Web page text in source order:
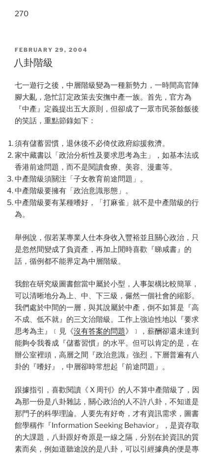
270
POSTED
ON
FEBRUARY 29, 2004
八卦階級
七一遊行之後，中層階級變為一種新勢力，一時間高官陣
腳大亂，急忙訂定政策去安撫中產一族。首先，官方為
『中產』定義提出五大原則，但卻成了一眾市民茶餘飯後
的笑話，重點節錄如下：
須有儲蓄習慣，退休後不必倚仗政府綜援救濟。
家中藏書以「政治分析性及要求思考為主」，如基本法或
香港前途問題，而不是閱讀食療、美容、漫畫等。
中產階級須關注「子女教育前途問題」。
中產階級要擁有「政治意識形態」。
中產階級要有某種嗜好，「打麻雀」就不是中產階級的行
為。
舉例說，假若某專業人仕本身收入豐裕並且關心政治，只
是忽然間變成了負資產，再加上閒時喜歡『睇咸書』的
話，循例都不能界定為中層階級。
我館在研究級圖書館當中屬於小型，人事架構比較簡單，
可以清晰地分為上、中、下三級，儼然一個社會的縮影。
我們處於中間的一層，與其說屬於中產，倒不如算是『高
不成、低不就』的三文治階級。工作上強迫性地以『要求
思考為主』﹝見《沒有答案的問題》﹞，薪酬卻還未達到
能夠令我養成『儲蓄習慣』的水平。但可以肯定的是，在
辦公室裡頭，高層之間『政治意識』強烈，下層普遍有八
卦的『嗜好』，中層卻時常想起『前途問題』。
跟據指引，喜歡閱讀《 X 周刊》的人不算中產階級了，因
為那一份是八卦雜誌，關心政治的人不許八卦，不知道是
那門子的科學理論。人要先有好奇，才有資訊需求，圖書
館學稱作『Information Seeking Behavior』，是資存取
的大課題，八卦跟好奇原是一線之隔，分別在於資訊的質
素而矣，例如道聽途說的是八卦，可以引經據典的便是專